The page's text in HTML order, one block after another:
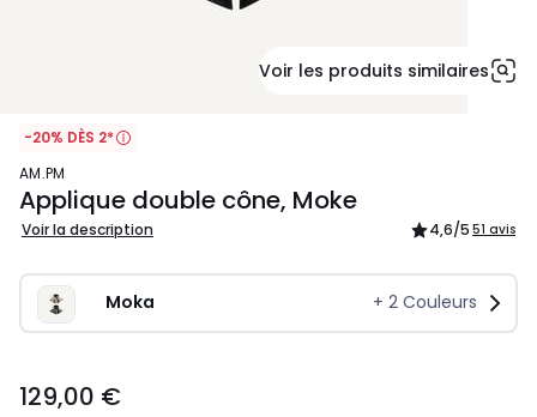
Voir les produits similaires
-20% DÈS 2*
AM.PM
Applique double cône, Moke
Voir la description 4,6/5 51 avis
Moka + 2 Couleurs
€.
129,00 €